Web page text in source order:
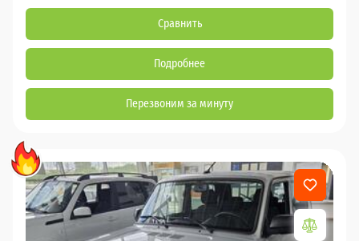
Сравнить
Подробнее
Перезвоним за минуту